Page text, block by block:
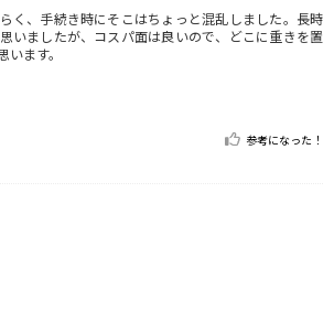
く、手続き時にそこはちょっと混乱しました。長時
いましたが、コスパ面は良いので、どこに重きを置
ます。
参考になった！